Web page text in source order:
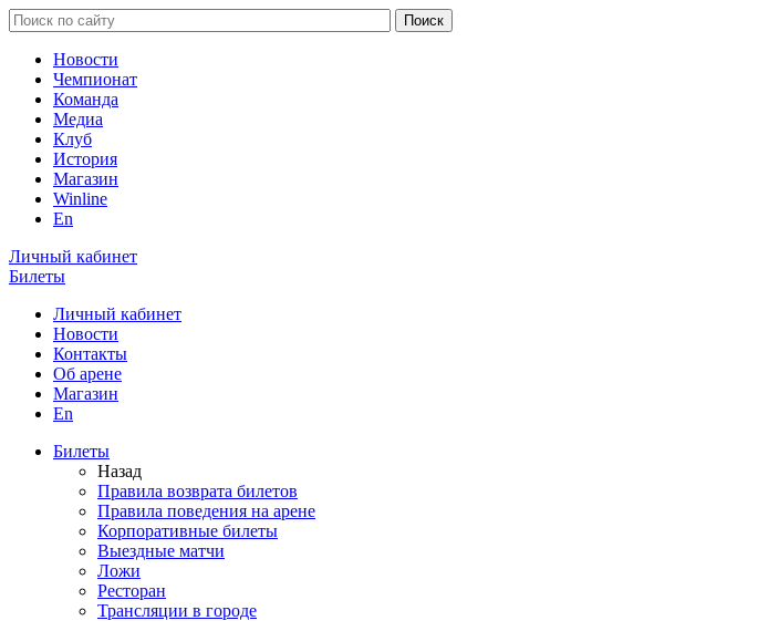
Новости
Чемпионат
Команда
Медиа
Клуб
История
Магазин
Winline
En
Личный кабинет
Билеты
Личный кабинет
Новости
Контакты
Об арене
Магазин
En
Билеты
Назад
Правила возврата билетов
Правила поведения на арене
Корпоративные билеты
Выездные матчи
Ложи
Ресторан
Трансляции в городе